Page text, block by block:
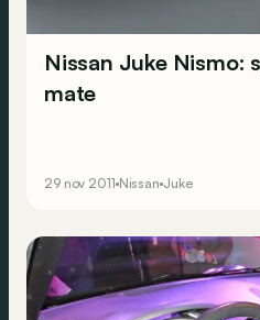
Nissan Juke Nismo:
mate
29 nov 2011 Nissan Juke